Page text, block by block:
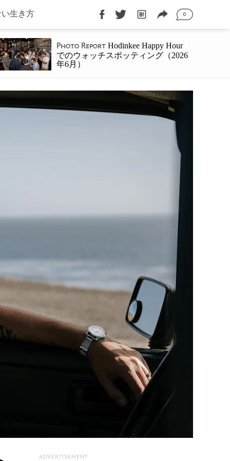
生き方 0
Photo ReportHodinkee Happy Hour
でのウォッチスポッティング（2026
年6月）
ADVERTISEMENT